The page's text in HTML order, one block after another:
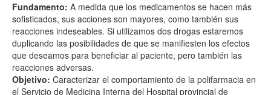
Fundamento: A medida que los medicamentos se hacen más
sofisticados, sus acciones son mayores, como también sus
reacciones indeseables. Si utilizamos dos drogas estaremos
duplicando las posibilidades de que se manifiesten los efectos
que deseamos para beneficiar al paciente, pero también las
reacciones adversas.
Objetivo: Caracterizar el comportamiento de la polifarmacia en
el Servicio de Medicina Interna del Hospital provincial de